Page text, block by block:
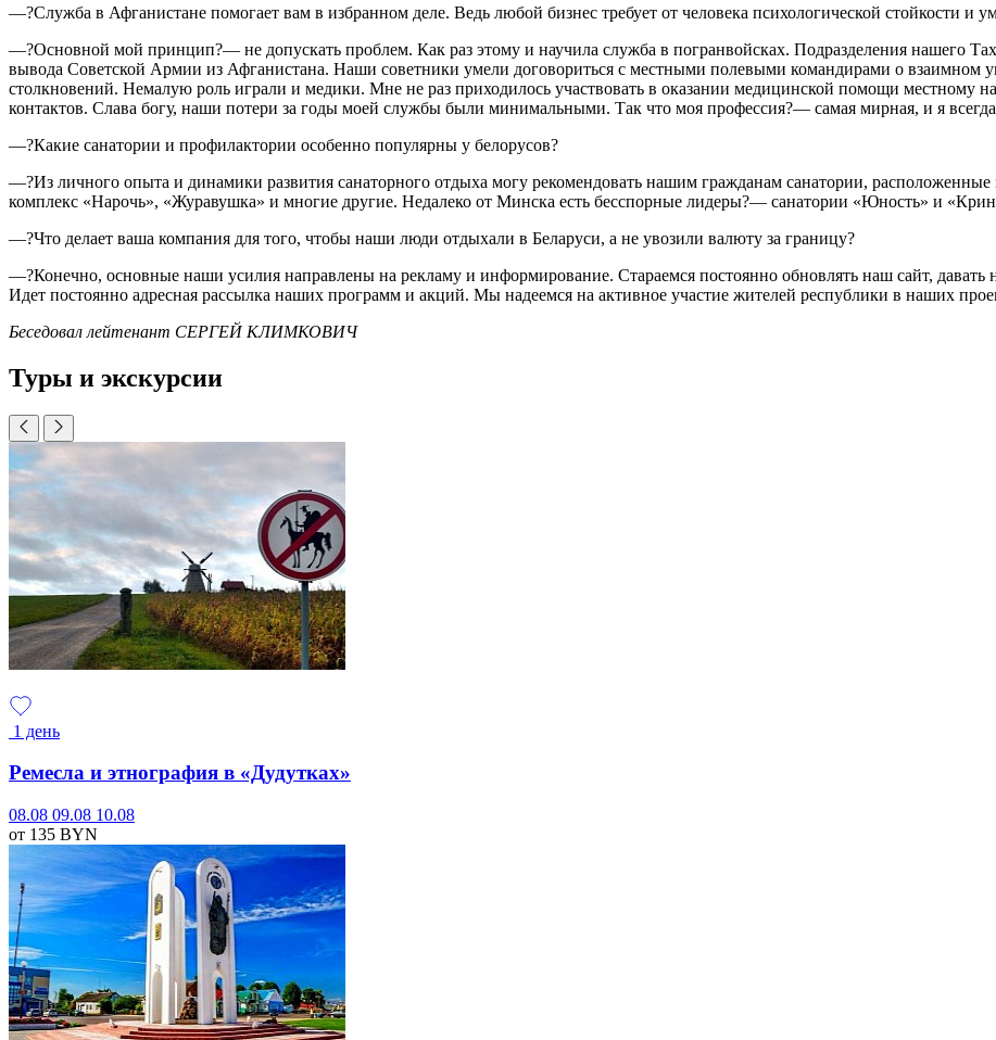
—?Служба в Афганистане помогает вам в избранном деле. Ведь любой бизнес требует от человека психологической стойкости и
—?Основной мой принцип?— не допускать проблем. Как раз этому и научила служба в погранвойсках. Подразделения нашего
вывода Советской Армии из Афганистана. Наши советники умели договориться с местными полевыми командирами о взаимном
столкновений. Немалую роль играли и медики. Мне не раз приходилось участвовать в оказании медицинской помощи местному
контактов. Слава богу, наши потери за годы моей службы были минимальными. Так что моя профессия?— самая мирная, и я
—?Какие санатории и профилактории особенно популярны у белорусов?
—?Из личного опыта и динамики развития санаторного отдыха могу рекомендовать нашим гражданам санатории,
комплекс «Нарочь», «Журавушка» и многие другие. Недалеко от Минска есть бесспорные лидеры?— санатории «Юность» и
—?Что делает ваша компания для того, чтобы наши люди отдыхали в Беларуси, а не увозили валюту за границу?
—?Конечно, основные наши усилия направлены на рекламу и информирование. Стараемся постоянно обновлять наш сайт,
Идет постоянно адресная рассылка наших программ и акций. Мы надеемся на активное участие жителей республики в наших
Беседовал лейтенант СЕРГЕЙ КЛИМКОВИЧ
Туры и экскурсии
1 день
Ремесла и этнография в «Дудутках»
08.08 09.08 10.08
от 135 BYN